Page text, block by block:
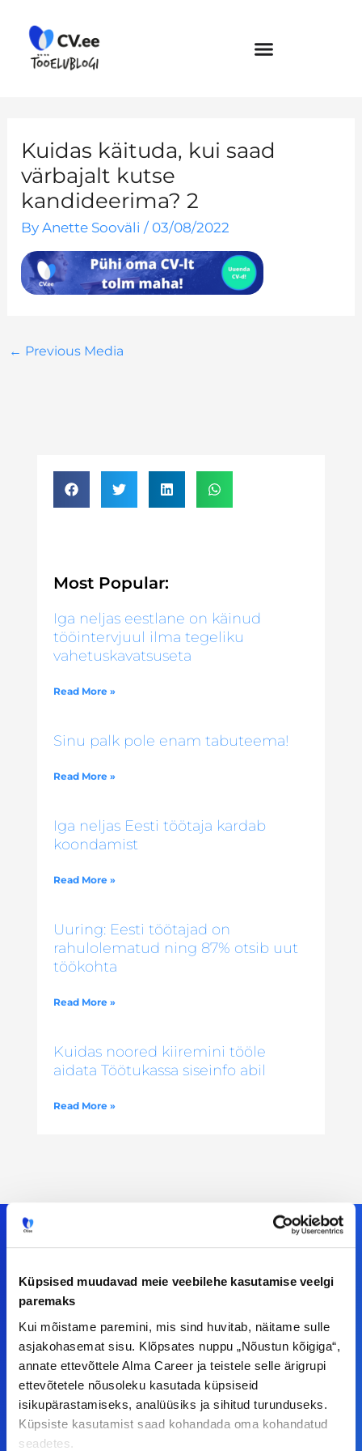
Küpsised muudavad meie veebilehe kasutamise veelgi
paremaks
Kui mõistame paremini, mis sind huvitab, näitame sulle
asjakohasemat sisu. Klõpsates nuppu „Nõustun kõigiga“,
annate ettevõttele Alma Career ja teistele selle ärigrupi
ettevõtetele nõusoleku kasutada küpsiseid
isikupärastamiseks, analüüsiks ja sihitud turunduseks.
Küpsiste kasutamist saad kohandada oma kohandatud
seadetes.
content
Kuidas käituda, kui saad
värbajalt kutse
kandideerima? 2
ByAnette Sooväli/ 03/08/2022
← Previous Media
Most Popular:
Iga neljas eestlane on käinud
tööintervjuul ilma tegeliku
vahetuskavatsuseta
Read More »
Sinu palk pole enam tabuteema!
Read More »
Iga neljas Eesti töötaja kardab
koondamist
Read More »
Uuring: Eesti töötajad on
rahulolematud ning 87% otsib uut
töökohta
Read More »
Kuidas noored kiiremini tööle
aidata Töötukassa siseinfo abil
Read More »
Meiega leiad!
Tööelublogi.ee lehelt leiad kõik vajaliku, et olla
kursis tööturu uudistega. Kui sul on
ettepanekuid erinevate teemade osas või soovid
teha koostööd, siis võta meiega julgelt ühendust.